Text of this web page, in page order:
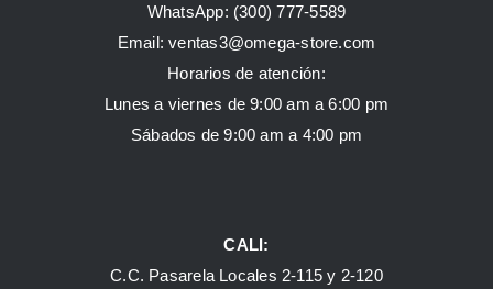
WhatsApp: (300) 777-5589
Email: ventas3@omega-store.com
Horarios de atención:
Lunes a viernes de 9:00 am a 6:00 pm
Sábados de 9:00 am a 4:00 pm
CALI:
C.C. Pasarela Locales 2-115 y 2-120